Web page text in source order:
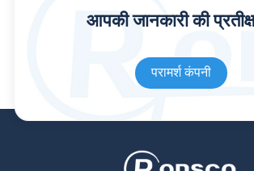
आपकी जानकारी की
परामर्श कंपनी